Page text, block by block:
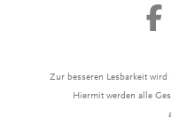
Zur besseren Lesbarkeit
Hiermit werden alle